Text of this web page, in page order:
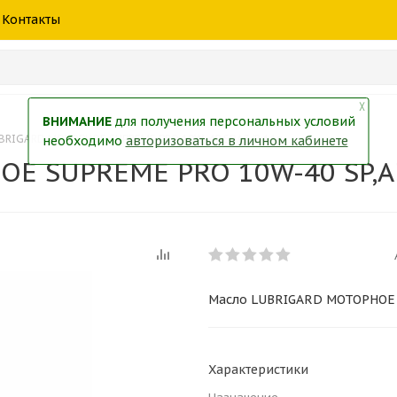
Контакты
МОТОРНОЕ SUPREME PRO 10W-40 SP,A3/B4 1л
SUPREME PRO 10W-40
Масло LUBRIGARD МОТОРНОЕ
Характеристики
╳
ВНИМАНИЕдля получения персональных условий
необходимо авторизоваться в личном кабинете